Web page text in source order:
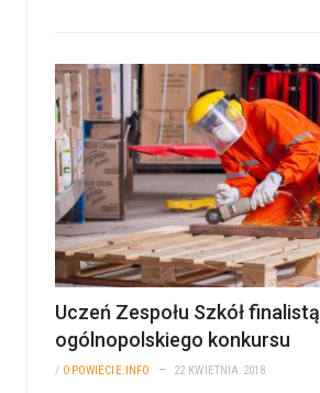
Uczeń Zespołu Szkół finalistą
ogólnopolskiego konkursu
/ OPOWIECIE.INFO 22 KWIETNIA 2018